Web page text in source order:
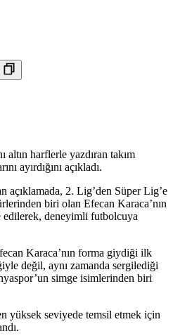
altın harflerle yazdıran takım
ayırdığını açıkladı.
açıklamada, 2. Lig’den Süper Lig’e
biri olan Efecan Karaca’nın
edilerek, deneyimli futbolcuya
Karaca’nın forma giydiği ilk
değil, aynı zamanda sergilediği
simge isimlerinden biri
yüksek seviyede temsil etmek için